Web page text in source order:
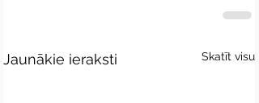
Jaunākie ieraksti Skatīt visu